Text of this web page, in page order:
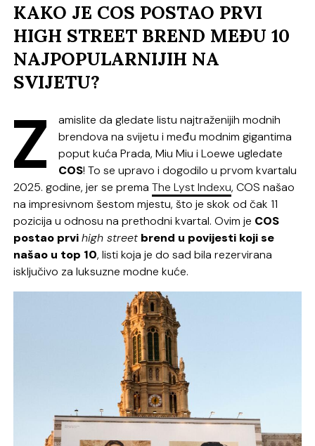
KAKO JE COS POSTAO PRVI
HIGH STREET BREND MEĐU 10
NAJPOPULARNIJIH NA
SVIJETU?
Z
amislite da gledate listu najtraženijih modnih
brendova na svijetu i među modnim gigantima
poput kuća Prada, Miu Miu i Loewe ugledate
COS! To se upravo i dogodilo u prvom kvartalu
2025. godine, jer se premaThe Lyst Indexu, COS našao
na impresivnom šestom mjestu, što je skok od čak 11
pozicija u odnosu na prethodni kvartal. Ovim je COS
postao prvihigh street brend u povijesti koji se
našao u top 10, listi koja je do sad bila rezervirana
isključivo za luksuzne modne kuće.